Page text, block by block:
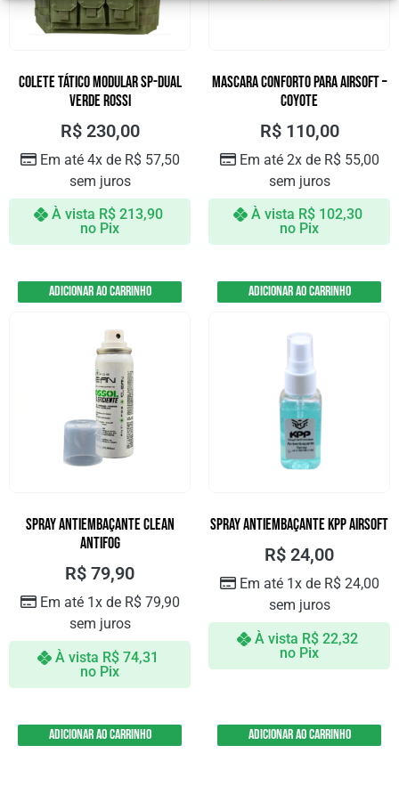
COLETE TÁTICO MODULAR SP-DUAL
VERDE ROSSI
R$230,00
Em até 4x de R$ 57,50
sem juros
À vista R$213,90
no Pix
Adicionar ao carrinho
MASCARA CONFORTO PARA AIRSOFT –
Coyote
R$110,00
Em até 2x de R$ 55,00
sem juros
À vista R$102,30
no Pix
Adicionar ao carrinho
SPRAY ANTIEMBAÇANTE CLEAN
ANTIFOG
R$ 79,90
Em até 1x de R$ 79,90
sem juros
À vista R$ 74,31
no Pix
Adicionar ao carrinho
Spray Antiembaçante KPP Airsoft
R$ 24,00
Em até 1x de R$ 24,00
sem juros
À vista R$ 22,32
no Pix
Adicionar ao carrinho